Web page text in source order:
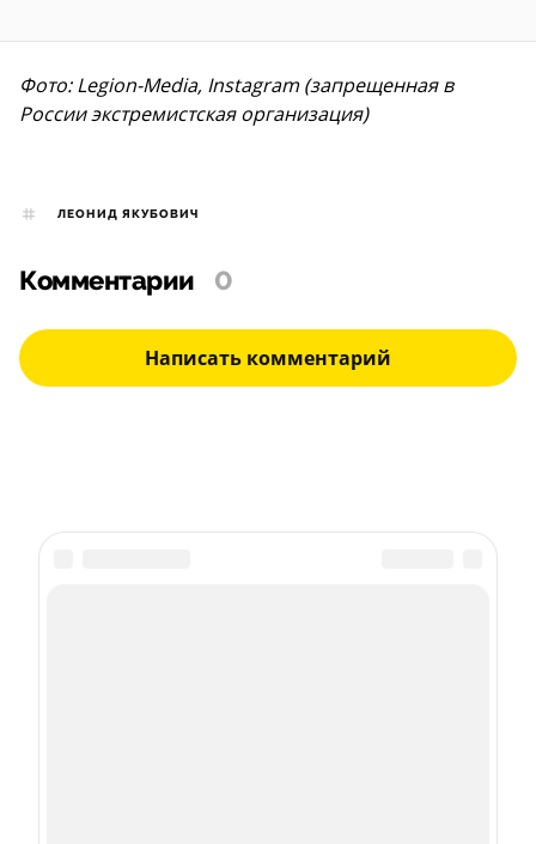
Фото: Legion-Media, Instagram (запрещенная в
России экстремистская организация)
ЛЕОНИД ЯКУБОВИЧ
Комментарии 0
Написать комментарий